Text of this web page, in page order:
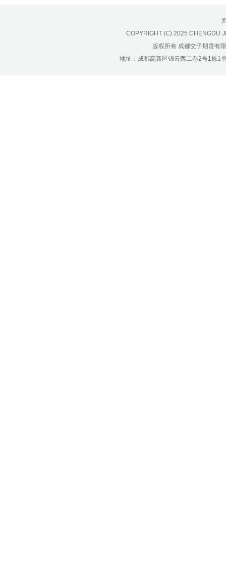
COPYRIGHT (C) 2025 CHENGDU
版权所有 成都交子期货有
地址：成都高新区锦云西二巷2号1栋1